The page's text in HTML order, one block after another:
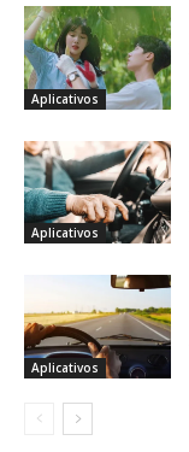
Aplicativos
Aplicativos
Aplicativos